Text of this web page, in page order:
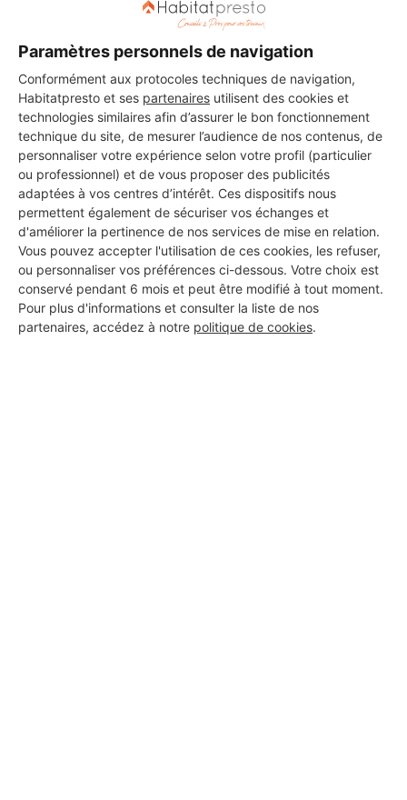
Paramètres personnels de navigation
Conformément aux protocoles techniques de navigation,
Habitatpresto et ses partenaires utilisent des cookies et
technologies similaires afin d’assurer le bon fonctionnement
technique du site, de mesurer l’audience de nos contenus, de
personnaliser votre expérience selon votre profil (particulier
ou professionnel) et de vous proposer des publicités
adaptées à vos centres d’intérêt. Ces dispositifs nous
permettent également de sécuriser vos échanges et
d'améliorer la pertinence de nos services de mise en relation.
Vous pouvez accepter l'utilisation de ces cookies, les refuser,
ou personnaliser vos préférences ci-dessous. Votre choix est
conservé pendant 6 mois et peut être modifié à tout moment.
Pour plus d'informations et consulter la liste de nos
partenaires, accédez à notre politique de cookies.
DEMANDER UN DEVIS
Les 1 autres Carreleurs pour
vos travaux à Bonneville
Serrurier metallier wiesen
Bonneville
14 ans d'expérience